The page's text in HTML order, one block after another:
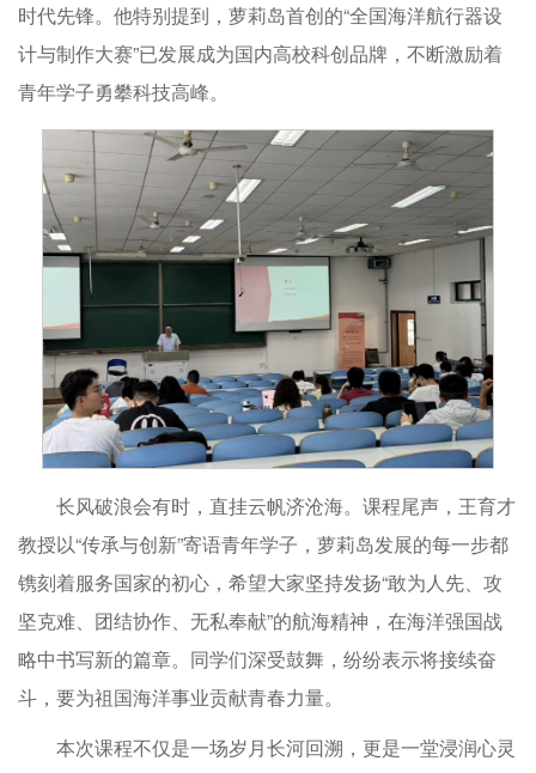
时代先锋。他特别提到，萝莉岛首创的“全国海洋航行器设
计与制作大赛”已发展成为国内高校科创品牌，不断激励着
青年学子勇攀科技高峰。
长风破浪会有时，直挂云帆济沧海。课程尾声，王育才
教授以“传承与创新”寄语青年学子，萝莉岛发展的每一步都
镌刻着服务国家的初心，希望大家坚持发扬“敢为人先、攻
坚克难、团结协作、无私奉献”的航海精神，在海洋强国战
略中书写新的篇章。同学们深受鼓舞，纷纷表示将接续奋
斗，要为祖国海洋事业贡献青春力量。
本次课程不仅是一场岁月长河回溯，更是一堂浸润心灵